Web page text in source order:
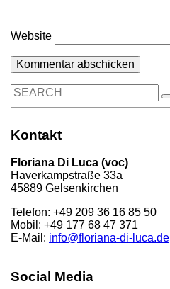
Website
Search
for:
Kontakt
Floriana Di Luca (voc)
Haverkampstraße 33a
45889 Gelsenkirchen
Telefon: +49 209 36 16 85 50
Mobil: +49 177 68 47 371
E-Mail: info@floriana-di-luca.de
Social Media